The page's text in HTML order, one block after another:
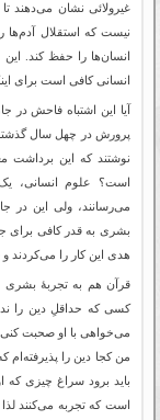
غیرولائی نشان می‌دهند
نیست که استقلال آدم‌ها
انسان‌ها را حفظ کند.
انسانی کافی است برای
آیا این اشتباه فاحش در
پرورش در چهل سال گذشته
نوشتند که این برداشت
است؟ علوم انسانی، یک
می‌رسانند، ولی این در
بشری به قدر کافی برای
هدی این کار را می‌کردند و
قرآن هم به تجربۀ بشری
کسی که حداقلِ دین را
می‌خواهی با او صحبت
من کجا دین را
باید برود سراغ چیزی که
است که تجربه می‌کنند